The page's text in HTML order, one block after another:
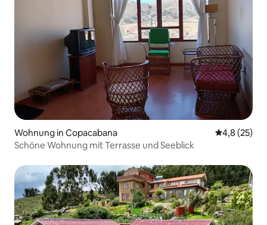
Wohnung in Copacabana
4,8 (25)
Schöne Wohnung mit Terrasse und Seeblick